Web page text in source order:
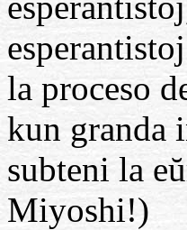
la proceso
kun granda
subteni la
Miyoshi!)